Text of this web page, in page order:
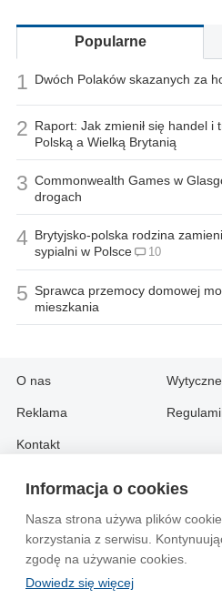
Informacja o cookies
Nasza strona używa plików
korzystania z serwisu.
zgodę na używanie cookies.
Dowiedz się więcej
Popularne
1 Dwóch Polaków skazanych za
2 Raport: Jak zmienił się handel
Polską a Wielką Brytanią
3 Commonwealth Games w
drogach
4 Brytyjsko-polska rodzina
sypialni w Polsce
10
5 Sprawca przemocy domowej
mieszkania
O nas
Reklama
Kontakt
Information in English:
About
Advertise
Contact